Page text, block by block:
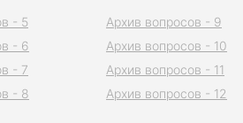
- 5
- 6
- 7
- 8
Архив вопросов - 9
Архив вопросов - 10
Архив вопросов - 11
Архив вопросов - 12